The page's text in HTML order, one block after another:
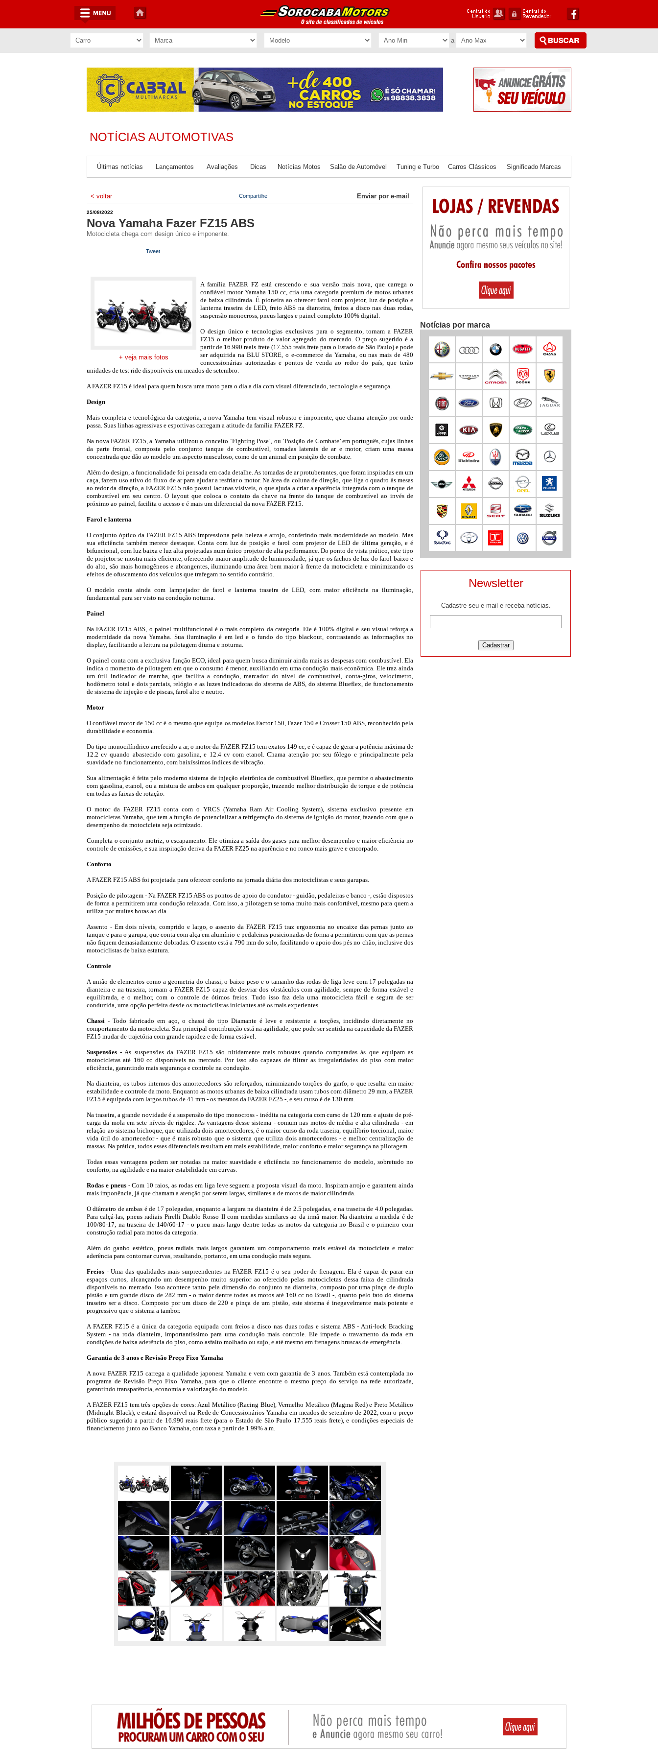
NOTÍCIAS AUTOMOTIVAS
Últimas notícias Lançamentos Avaliações Dicas Notícias Motos Salão de Automóvel Tuning e Turbo Carros Clássicos Significado Marcas
< voltar Compartilhe Enviar por e-mail
25/08/2022
Nova Yamaha Fazer FZ15 ABS
Motocicleta chega com design único e imponente.
Tweet
+ veja mais fotos
A família FAZER FZ está crescendo e sua versão mais nova, que carrega o
confiável motor Yamaha 150 cc, cria uma categoria premium de motos urbanas
de baixa cilindrada. É pioneira ao oferecer farol com projetor, luz de posição e
lanterna traseira de LED, freio ABS na dianteira, freios a disco nas duas rodas,
suspensão monocross, pneus largos e painel completo 100% digital.
O design único e tecnologias exclusivas para o segmento, tornam a FAZER
FZ15 o melhor produto de valor agregado do mercado. O preço sugerido é a
partir de 16.990 reais frete (17.555 reais frete para o Estado de São Paulo) e pode
ser adquirida na BLU STORE, o e-commerce da Yamaha, ou nas mais de 480
concessionárias autorizadas e pontos de venda ao redor do país, que terão
unidades de test ride disponíveis em meados de setembro.
A FAZER FZ15 é ideal para quem busca uma moto para o dia a dia com visual diferenciado, tecnologia e segurança.
Design
Mais completa e tecnológica da categoria, a nova Yamaha tem visual robusto e imponente, que chama atenção por onde
passa. Suas linhas agressivas e esportivas carregam a atitude da família FAZER FZ.
Na nova FAZER FZ15, a Yamaha utilizou o conceito ‘Fighting Pose’, ou ‘Posição de Combate’ em português, cujas linhas
da parte frontal, composta pelo conjunto tanque de combustível, tomadas laterais de ar e motor, criam uma massa
concentrada que dão ao modelo um aspecto musculoso, como de um animal em posição de combate.
Além do design, a funcionalidade foi pensada em cada detalhe. As tomadas de ar protuberantes, que foram inspiradas em um
caça, fazem uso ativo do fluxo de ar para ajudar a resfriar o motor. Na área da coluna de direção, que liga o quadro às mesas
ao redor da direção, a FAZER FZ15 não possui lacunas visíveis, o que ajuda a criar a aparência integrada com o tanque de
combustível em seu centro. O layout que coloca o contato da chave na frente do tanque de combustível ao invés de
próximo ao painel, facilita o acesso e é mais um diferencial da nova FAZER FZ15.
Farol e lanterna
O conjunto óptico da FAZER FZ15 ABS impressiona pela beleza e arrojo, conferindo mais modernidade ao modelo. Mas
sua eficiência também merece destaque. Conta com luz de posição e farol com projetor de LED de última geração, e é
bifuncional, com luz baixa e luz alta projetadas num único projetor de alta performance. Do ponto de vista prático, este tipo
de projetor se mostra mais eficiente, oferecendo maior amplitude de luminosidade, já que os fachos de luz do farol baixo e
do alto, são mais homogêneos e abrangentes, iluminando uma área bem maior à frente da motocicleta e minimizando os
efeitos de ofuscamento dos veículos que trafegam no sentido contrário.
O modelo conta ainda com lampejador de farol e lanterna traseira de LED, com maior eficiência na iluminação,
fundamental para ser visto na condução noturna.
Painel
Na FAZER FZ15 ABS, o painel multifuncional é o mais completo da categoria. Ele é 100% digital e seu visual reforça a
modernidade da nova Yamaha. Sua iluminação é em led e o fundo do tipo blackout, contrastando as informações no
display, facilitando a leitura na pilotagem diurna e noturna.
O painel conta com a exclusiva função ECO, ideal para quem busca diminuir ainda mais as despesas com combustível. Ela
indica o momento de pilotagem em que o consumo é menor, auxiliando em uma condução mais econômica. Ele traz ainda
um útil indicador de marcha, que facilita a condução, marcador do nível de combustível, conta-giros, velocímetro,
hodômetro total e dois parciais, relógio e as luzes indicadoras do sistema de ABS, do sistema Blueflex, de funcionamento
de sistema de injeção e de piscas, farol alto e neutro.
Motor
O confiável motor de 150 cc é o mesmo que equipa os modelos Factor 150, Fazer 150 e Crosser 150 ABS, reconhecido pela
durabilidade e economia.
Do tipo monocilíndrico arrefecido a ar, o motor da FAZER FZ15 tem exatos 149 cc, e é capaz de gerar a potência máxima de
12.2 cv quando abastecido com gasolina, e 12.4 cv com etanol. Chama atenção por seu fôlego e principalmente pela
suavidade no funcionamento, com baixíssimos índices de vibração.
Sua alimentação é feita pelo moderno sistema de injeção eletrônica de combustível Blueflex, que permite o abastecimento
com gasolina, etanol, ou a mistura de ambos em qualquer proporção, trazendo melhor distribuição de torque e de potência
em todas as faixas de rotação.
O motor da FAZER FZ15 conta com o YRCS (Yamaha Ram Air Cooling System), sistema exclusivo presente em
motocicletas Yamaha, que tem a função de potencializar a refrigeração do sistema de ignição do motor, fazendo com que o
desempenho da motocicleta seja otimizado.
Completa o conjunto motriz, o escapamento. Ele otimiza a saída dos gases para melhor desempenho e maior eficiência no
controle de emissões, e sua inspiração deriva da FAZER FZ25 na aparência e no ronco mais grave e encorpado.
Conforto
A FAZER FZ15 ABS foi projetada para oferecer conforto na jornada diária dos motociclistas e seus garupas.
Posição de pilotagem - Na FAZER FZ15 ABS os pontos de apoio do condutor - guidão, pedaleiras e banco -, estão dispostos
de forma a permitirem uma condução relaxada. Com isso, a pilotagem se torna muito mais confortável, mesmo para quem a
utiliza por muitas horas ao dia.
Assento - Em dois níveis, comprido e largo, o assento da FAZER FZ15 traz ergonomia no encaixe das pernas junto ao
tanque e para o garupa, que conta com alça em alumínio e pedaleiras posicionadas de forma a permitirem com que as pernas
não fiquem demasiadamente dobradas. O assento está a 790 mm do solo, facilitando o apoio dos pés no chão, inclusive dos
motociclistas de baixa estatura.
Controle
A união de elementos como a geometria do chassi, o baixo peso e o tamanho das rodas de liga leve com 17 polegadas na
dianteira e na traseira, tornam a FAZER FZ15 capaz de desviar dos obstáculos com agilidade, sempre de forma estável e
equilibrada, e o melhor, com o controle de ótimos freios. Tudo isso faz dela uma motocicleta fácil e segura de ser
conduzida, uma opção perfeita desde os motociclistas iniciantes até os mais experientes.
Chassi- Todo fabricado em aço, o chassi do tipo Diamante é leve e resistente a torções, incidindo diretamente no
comportamento da motocicleta. Sua principal contribuição está na agilidade, que pode ser sentida na capacidade da FAZER
FZ15 mudar de trajetória com grande rapidez e de forma estável.
Suspensões- As suspensões da FAZER FZ15 são nitidamente mais robustas quando comparadas às que equipam as
motocicletas até 160 cc disponíveis no mercado. Por isso são capazes de filtrar as irregularidades do piso com maior
eficiência, garantindo mais segurança e controle na condução.
Na dianteira, os tubos internos dos amortecedores são reforçados, minimizando torções do garfo, o que resulta em maior
estabilidade e controle da moto. Enquanto as motos urbanas de baixa cilindrada usam tubos com diâmetro 29 mm, a FAZER
FZ15 é equipada com largos tubos de 41 mm - os mesmos da FAZER FZ25 -, e seu curso é de 130 mm.
Na traseira, a grande novidade é a suspensão do tipo monocross - inédita na categoria com curso de 120 mm e ajuste de pré-
carga da mola em sete níveis de rigidez. As vantagens desse sistema - comum nas motos de média e alta cilindrada - em
relação ao sistema bichoque, que utilizada dois amortecedores, é o maior curso da roda traseira, equilíbrio torcional, maior
vida útil do amortecedor - que é mais robusto que o sistema que utiliza dois amortecedores - e melhor centralização de
massas. Na prática, todos esses diferenciais resultam em mais estabilidade, maior conforto e maior segurança na pilotagem.
Todas essas vantagens podem ser notadas na maior suavidade e eficiência no funcionamento do modelo, sobretudo no
conforto, na agilidade e na maior estabilidade em curvas.
Rodas e pneus- Com 10 raios, as rodas em liga leve seguem a proposta visual da moto. Inspiram arrojo e garantem ainda
mais imponência, já que chamam a atenção por serem largas, similares a de motos de maior cilindrada.
O diâmetro de ambas é de 17 polegadas, enquanto a largura na dianteira é de 2.5 polegadas, e na traseira de 4.0 polegadas.
Para calçá-las, pneus radiais Pirelli Diablo Rosso II com medidas similares ao da irmã maior. Na dianteira a medida é de
100/80-17, na traseira de 140/60-17 - o pneu mais largo dentre todas as motos da categoria no Brasil e o primeiro com
construção radial para motos da categoria.
Além do ganho estético, pneus radiais mais largos garantem um comportamento mais estável da motocicleta e maior
aderência para contornar curvas, resultando, portanto, em uma condução mais segura.
Freios - Uma das qualidades mais surpreendentes na FAZER FZ15 é o seu poder de frenagem. Ela é capaz de parar em
espaços curtos, alcançando um desempenho muito superior ao oferecido pelas motocicletas dessa faixa de cilindrada
disponíveis no mercado. Isso acontece tanto pela dimensão do conjunto na dianteira, composto por uma pinça de duplo
pistão e um grande disco de 282 mm - o maior dentre todas as motos até 160 cc no Brasil -, quanto pelo fato do sistema
traseiro ser a disco. Composto por um disco de 220 e pinça de um pistão, este sistema é inegavelmente mais potente e
progressivo que o sistema a tambor.
A FAZER FZ15 é a única da categoria equipada com freios a disco nas duas rodas e sistema ABS - Anti-lock Bracking
System - na roda dianteira, importantíssimo para uma condução mais controle. Ele impede o travamento da roda em
condições de baixa aderência do piso, como asfalto molhado ou sujo, e até mesmo em frenagens bruscas de emergência.
Garantia de 3 anos e Revisão Preço Fixo Yamaha
A nova FAZER FZ15 carrega a qualidade japonesa Yamaha e vem com garantia de 3 anos. Também está contemplada no
programa de Revisão Preço Fixo Yamaha, para que o cliente encontre o mesmo preço do serviço na rede autorizada,
garantindo transparência, economia e valorização do modelo.
A FAZER FZ15 tem três opções de cores: Azul Metálico (Racing Blue), Vermelho Metálico (Magma Red) e Preto Metálico
(Midnight Black), e estará disponível na Rede de Concessionários Yamaha em meados de setembro de 2022, com o preço
público sugerido a partir de 16.990 reais frete (para o Estado de São Paulo 17.555 reais frete), e condições especiais de
financiamento junto ao Banco Yamaha, com taxa a partir de 1.99% a.m.
Notícias por marca
Newsletter
Cadastre seu e-mail e receba notícias.